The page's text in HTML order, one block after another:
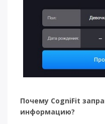
Почему CogniFit
информацию?